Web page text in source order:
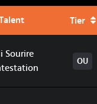
Tier
Sourire
OU